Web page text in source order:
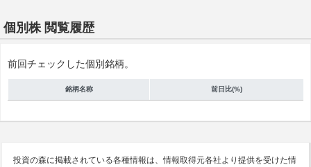
個別株 閲覧履歴
前回チェックした個別銘柄。
銘柄名称 前日比(%)
投資の森に掲載されている各種情報は、情報取得元各社より提供を受けた情